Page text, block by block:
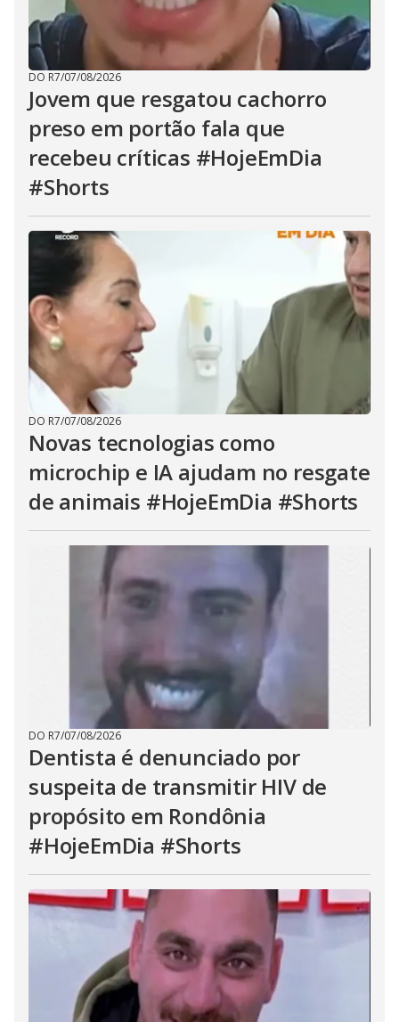
DO R7/07/08/2026
Jovem que resgatou cachorro
preso em portão fala que
recebeu críticas #HojeEmDia
#Shorts
DO R7/07/08/2026
Novas tecnologias como
microchip e IA ajudam no resgate
de animais #HojeEmDia #Shorts
DO R7/07/08/2026
Dentista é denunciado por
suspeita de transmitir HIV de
propósito em Rondônia
#HojeEmDia #Shorts